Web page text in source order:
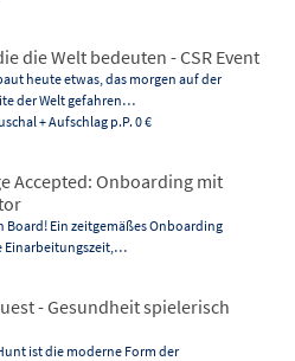
die Welt bedeuten - CSR Event
heute etwas, das morgen auf der
der Welt gefahren…
+ Aufschlag p.P. 0 €
Accepted: Onboarding mit
Board! Ein zeitgemäßes Onboarding
Einarbeitungszeit,…
- Gesundheit spielerisch
ist die moderne Form der